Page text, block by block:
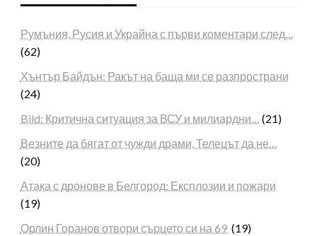
Румъния, Русия и Украйна с първи коментари след…
(62)
Хънтър Байдън: Ракът на баща ми се разпространи
(24)
Bild: Критична ситуация за ВСУ и милиардни… (21)
Везните да бягат от чужди драми, Телецът да не…
(20)
Атака с дронове в Белгород: Експлозии и пожари
(19)
Орлин Горанов отвори сърцето си на 69 (19)